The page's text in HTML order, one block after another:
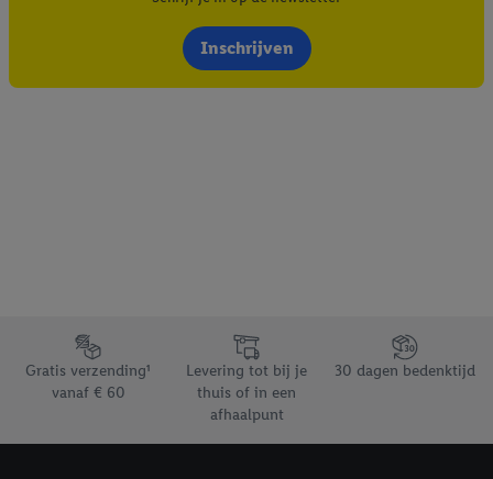
Inschrijven
Footerelement met de verschillende USPs van Lidl.be
Gratis verzending¹
vanaf € 60
Levering tot bij je
thuis of in een
afhaalpunt
30 dagen bedenktijd